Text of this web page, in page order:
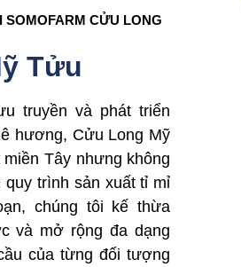
CỬU LONG
Tửu
truyền và phát triển
hương, Cửu Long Mỹ
Tây nhưng không
trình sản xuất tỉ mỉ
chúng tôi kế thừa
và mở rộng đa dạng
của từng đối tượng